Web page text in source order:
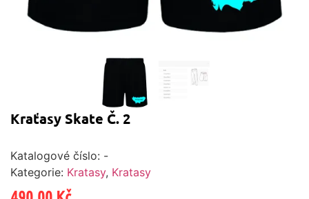
Kraťasy Skate Č. 2
Katalogové číslo: -
Kategorie: Kratasy, Kratasy